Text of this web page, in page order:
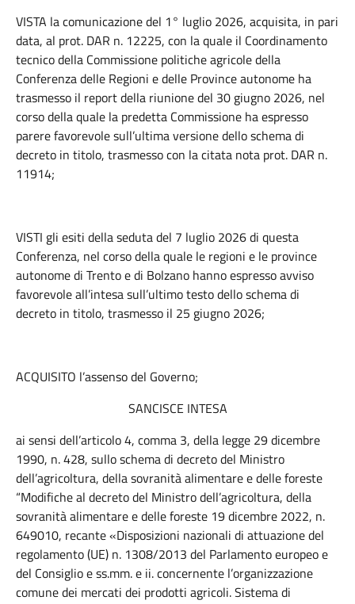
VISTA la comunicazione del 1° luglio 2026, acquisita, in pari
data, al prot. DAR n. 12225, con la quale il Coordinamento
tecnico della Commissione politiche agricole della
Conferenza delle Regioni e delle Province autonome ha
trasmesso il report della riunione del 30 giugno 2026, nel
corso della quale la predetta Commissione ha espresso
parere favorevole sull’ultima versione dello schema di
decreto in titolo, trasmesso con la citata nota prot. DAR n.
11914;
VISTI gli esiti della seduta del 7 luglio 2026 di questa
Conferenza, nel corso della quale le regioni e le province
autonome di Trento e di Bolzano hanno espresso avviso
favorevole all’intesa sull’ultimo testo dello schema di
decreto in titolo, trasmesso il 25 giugno 2026;
ACQUISITO l’assenso del Governo;
SANCISCE INTESA
ai sensi dell’articolo 4, comma 3, della legge 29 dicembre
1990, n. 428, sullo schema di decreto del Ministro
dell’agricoltura, della sovranità alimentare e delle foreste
“Modifiche al decreto del Ministro dell’agricoltura, della
sovranità alimentare e delle foreste 19 dicembre 2022, n.
649010, recante «Disposizioni nazionali di attuazione del
regolamento (UE) n. 1308/2013 del Parlamento europeo e
del Consiglio e ss.mm. e ii. concernente l’organizzazione
comune dei mercati dei prodotti agricoli. Sistema di